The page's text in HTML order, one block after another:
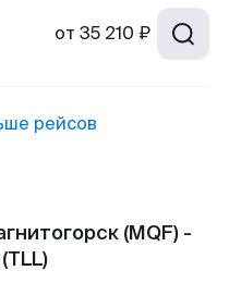
от 35 210 ₽
рейсов
(MQF) -